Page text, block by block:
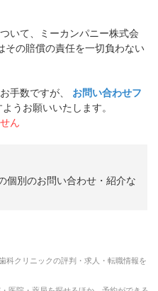
いて、ミーカンパニー株式会
その賠償の責任を一切負わない
手数ですが、
お問い合わせフ
うお願いいたします。
ん
個別のお問い合わせ・紹介な
科クリニックの評判・求人・転職情報を